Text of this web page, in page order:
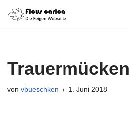
Trauermücken
von vbueschken 1. Juni 2018